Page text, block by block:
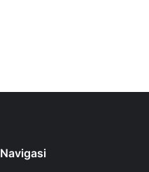
Navigasi